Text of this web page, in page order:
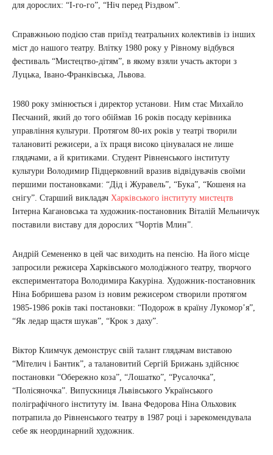
для дорослих: “І-го-го”, “Ніч перед Різдвом”.
Справжньою подією став приїзд театральних колективів із інших
міст до нашого театру. Влітку 1980 року у Рівному відбувся
фестиваль “Мистецтво-дітям”, в якому взяли участь актори з
Луцька, Івано-Франківська, Львова.
1980 року змінюється і директор установи. Ним стає Михайло
Песчаний, який до того обіймав 16 років посаду керівника
управління культури. Протягом 80-их років у театрі творили
талановиті режисери, а їх праця високо цінувалася не лише
глядачами, а й критиками. Студент Рівненського інституту
культури Володимир Підцерковний вразив відвідувачів своїми
першими постановками: “Дід і Журавель”, “Бука”, “Кошеня на
снігу”. Старший викладач Харківського інституту мистецтв
Інтерна Кагановська та художник-постановник Віталій Мельничук
поставили виставу для дорослих “Чортів Млин”.
Андрій Семененко в цей час виходить на пенсію. На його місце
запросили режисера Харківського молодіжного театру, творчого
експериментатора Володимира Какуріна. Художник-постановник
Ніна Бобришева разом із новим режисером створили протягом
1985-1986 років такі постановки: “Подорож в країну Лукомор’я”,
“Як ледар щастя шукав”, “Крок з даху”.
Віктор Климчук демонструє свій талант глядачам виставою
“Мітелич і Бантик”, а талановитий Сергій Брижань здійснює
постановки “Обережно коза”, “Лошатко”, “Русалочка”,
“Полісяночка”. Випускниця Львівського Українського
поліграфічного інституту ім. Івана Федорова Ніна Ольховик
потрапила до Рівненського театру в 1987 році і зарекомендувала
себе як неординарний художник.